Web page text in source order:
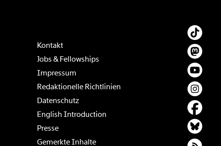
Kontakt
Jobs & Fellowships
Impressum
Redaktionelle Richtlinien
Datenschutz
English Introduction
Presse
Gemerkte Inhalte